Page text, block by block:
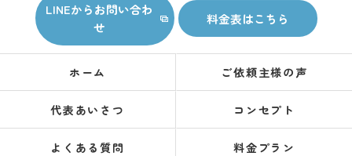
LINEからお問い合わ
せ
料金表はこちら
ホーム ご依頼主様の声
代表あいさつ コンセプト
よくある質問 料金プラン